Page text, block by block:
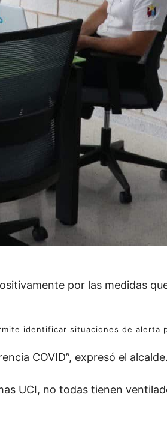
por las medidas
identificar situaciones de alerta
COVID”, expresó el alcalde.
UCI, no todas tienen